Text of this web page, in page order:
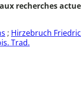
recherches
; Hirzebruch
Trad.